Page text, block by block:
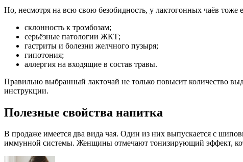
Но, несмотря на всю свою безобидность, у лактогонных чаёв тоже
склонность к тромбозам;
серьёзные патологии ЖКТ;
гастриты и болезни желчного пузыря;
гипотония;
аллергия на входящие в состав травы.
Правильно выбранный лакточай не только повысит количество
инструкции.
Полезные свойства напитка
В продаже имеется два вида чая. Один из них выпускается с
иммунной системы. Женщины отмечают тонизирующий эффект,